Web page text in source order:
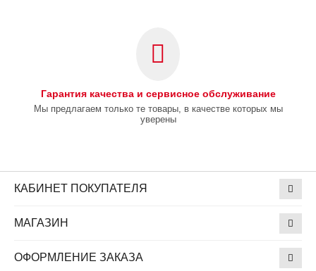
Гарантия качества и сервисное обслуживание
Мы предлагаем только те товары, в качестве которых мы
уверены
КАБИНЕТ ПОКУПАТЕЛЯ
МАГАЗИН
ОФОРМЛЕНИЕ ЗАКАЗА